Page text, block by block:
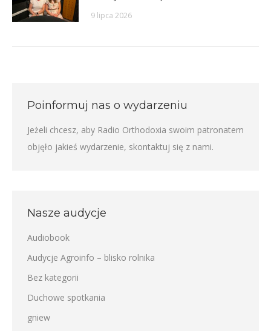
9 lipca 2026
Poinformuj nas o wydarzeniu
Jeżeli chcesz, aby Radio Orthodoxia swoim patronatem
objęło jakieś wydarzenie, skontaktuj się z nami.
Nasze audycje
Audiobook
Audycje Agroinfo – blisko rolnika
Bez kategorii
Duchowe spotkania
gniew